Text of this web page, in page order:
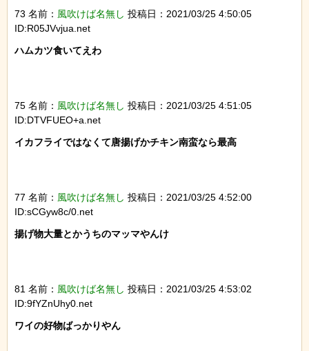
73 名前： 風吹けば名無し 投稿日：2021/03/25 4:50:05
ID:R05JVvjua.net
ハムカツ食いてえわ
75 名前： 風吹けば名無し 投稿日：2021/03/25 4:51:05
ID:DTVFUEO+a.net
イカフライではなくて唐揚げかチキン南蛮なら最高
77 名前： 風吹けば名無し 投稿日：2021/03/25 4:52:00
ID:sCGyw8c/0.net
揚げ物大量とかうちのマッマやんけ
81 名前： 風吹けば名無し 投稿日：2021/03/25 4:53:02
ID:9fYZnUhy0.net
ワイの好物ばっかりやん